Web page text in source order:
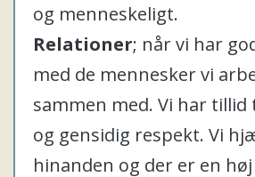
og menneskeligt.
Relationer; når vi har
med de mennesker vi
sammen med. Vi har tillid
og gensidig respekt. Vi
hinanden og der er en